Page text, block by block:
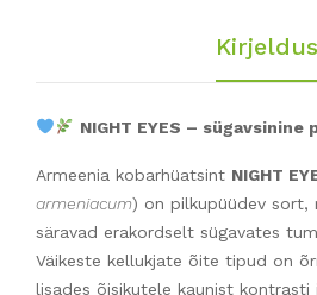
Kirjeldus
NIGHT EYES – sügavsinine
Armeenia kobarhüatsint NIGHT
armeniacum) on pilkupüüdev sort,
säravad erakordselt sügavates
Väikeste kellukjate õite tipud on
lisades õisikutele kaunist kontrasti